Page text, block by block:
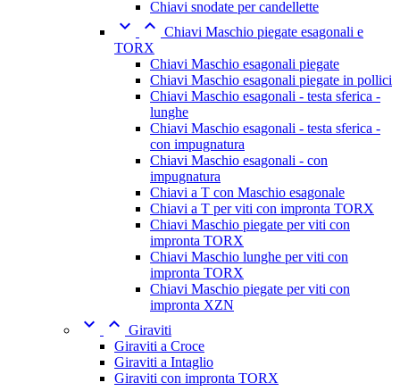
Chiavi snodate per candellette
  Chiavi Maschio piegate esagonali e
TORX
Chiavi Maschio esagonali piegate
Chiavi Maschio esagonali piegate in pollici
Chiavi Maschio esagonali - testa sferica -
lunghe
Chiavi Maschio esagonali - testa sferica -
con impugnatura
Chiavi Maschio esagonali - con
impugnatura
Chiavi a T con Maschio esagonale
Chiavi a T per viti con impronta TORX
Chiavi Maschio piegate per viti con
impronta TORX
Chiavi Maschio lunghe per viti con
impronta TORX
Chiavi Maschio piegate per viti con
impronta XZN
  Giraviti
Giraviti a Croce
Giraviti a Intaglio
Giraviti con impronta TORX